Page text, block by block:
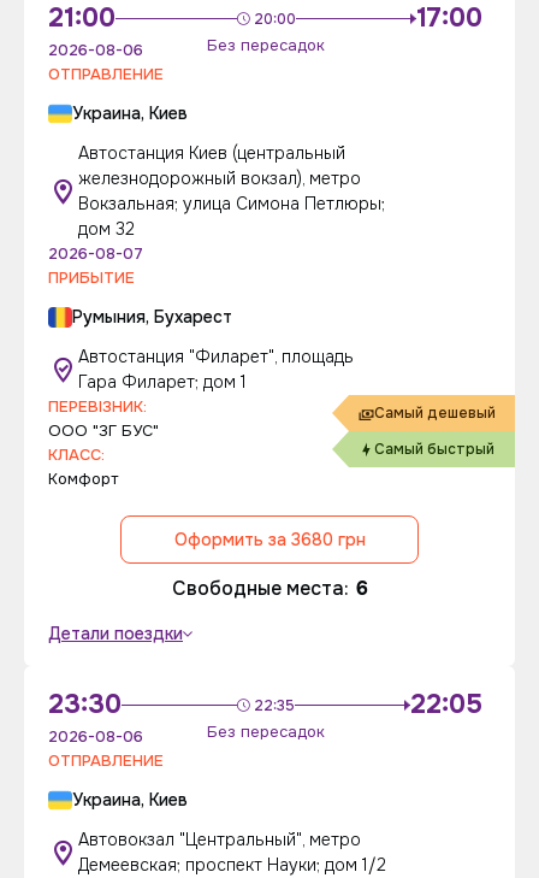
21:00 20:00
Без пересадок
17:00
2026-08-06
ОТПРАВЛЕНИЕ
Украина, Киев
Автостанция Киев (центральный
железнодорожный вокзал), метро
Вокзальная; улица Симона Петлюры;
дом 32
2026-08-07
ПРИБЫТИЕ
Румыния, Бухарест
Автостанция "Филарет", площадь
Гара Филарет; дом 1
Самый дешевый
Самый быстрый
ПЕРЕВІЗНИК:
ООО "3Г БУС"
КЛАСС:
Комфорт
Оформить за 3680 грн
Свободные места: 6
Детали поездки
23:30 22:35
Без пересадок
22:05
2026-08-06
ОТПРАВЛЕНИЕ
Украина, Киев
Автовокзал "Центральный", метро
Демеевская; проспект Науки; дом 1/2